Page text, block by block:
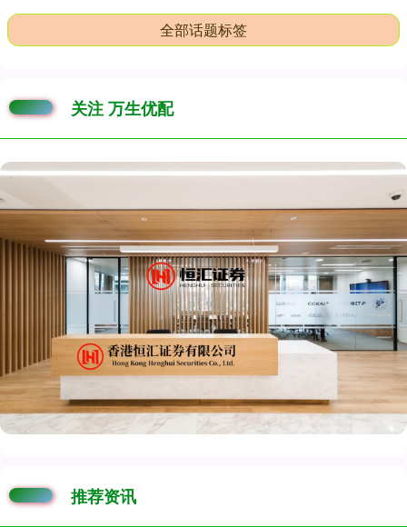
全部话题标签
关注 万生优配
推荐资讯